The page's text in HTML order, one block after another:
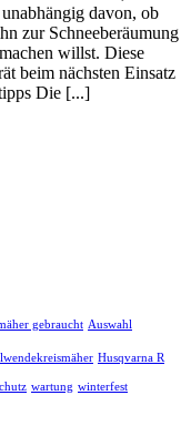
davon, ob
zur Schneeberäumung
willst. Diese
beim nächsten Einsatz
Die [...]
gebraucht Auswahl
Husqvarna R
wartung winterfest